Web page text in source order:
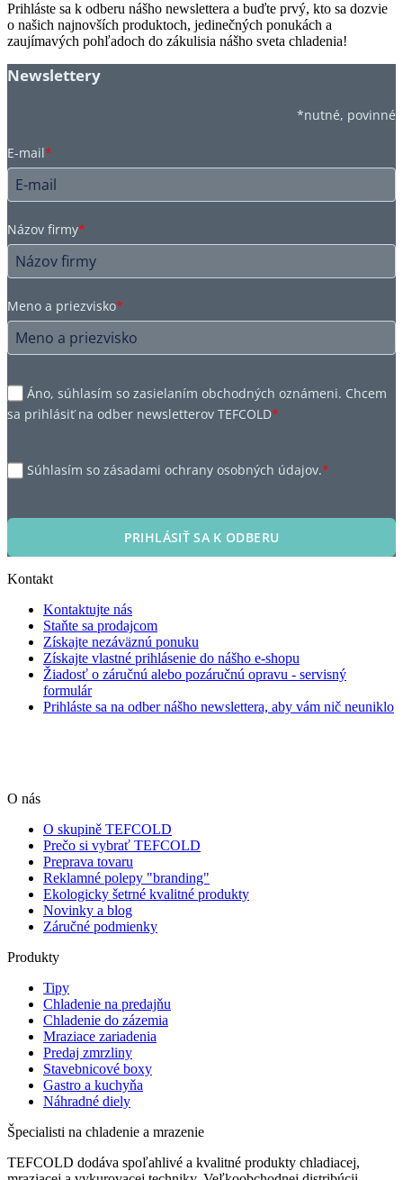
Prihláste sa k odberu nášho newslettera a buďte prvý, kto sa dozvie
o našich najnovších produktoch, jedinečných ponukách a
zaujímavých pohľadoch do zákulisia nášho sveta chladenia!
Newslettery
*nutné, povinné
E-mail*
Názov firmy*
Meno a priezvisko*
Áno, súhlasím so zasielaním obchodných oznámeni. Chcem
sa prihlásiť na odber newsletterov TEFCOLD*
Súhlasím so zásadami ochrany osobných údajov.*
PRIHLÁSIŤ SA K ODBERU
Kontakt
Kontaktujte nás
Staňte sa prodajcom
Získajte nezáväznú ponuku
Získajte vlastné prihlásenie do nášho e-shopu
Žiadosť o záručnú alebo pozáručnú opravu - servisný
formulár
Prihláste sa na odber nášho newslettera, aby vám nič neuniklo
O nás
O skupině TEFCOLD
Prečo si vybrať TEFCOLD
Preprava tovaru
Reklamné polepy "branding"
Ekologicky šetrné kvalitné produkty
Novinky a blog
Záručné podmienky
Produkty
Tipy
Chladenie na predajňu
Chladenie do zázemia
Mraziace zariadenia
Predaj zmrzliny
Stavebnicové boxy
Gastro a kuchyňa
Náhradné diely
Špecialisti na chladenie a mrazenie
TEFCOLD dodáva spoľahlivé a kvalitné produkty chladiacej,